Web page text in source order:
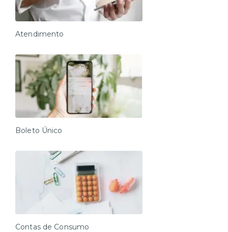
Atendimento
Boleto Único
Contas de Consumo